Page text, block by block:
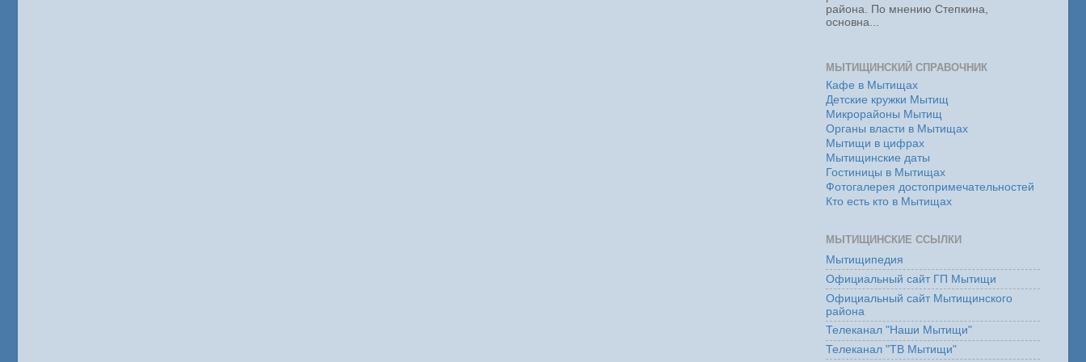
района. По мнению Степкина,
основна...
МЫТИЩИНСКИЙ СПРАВОЧНИК
Кафе в Мытищах
Детские кружки Мытищ
Микрорайоны Мытищ
Органы власти в Мытищах
Мытищи в цифрах
Мытищинские даты
Гостиницы в Мытищах
Фотогалерея достопримечательностей
Кто есть кто в Мытищах
МЫТИЩИНСКИЕ ССЫЛКИ
Мытищипедия
Официальный сайт ГП Мытищи
Официальный сайт Мытищинского
района
Телеканал "Наши Мытищи"
Телеканал "ТВ Мытищи"